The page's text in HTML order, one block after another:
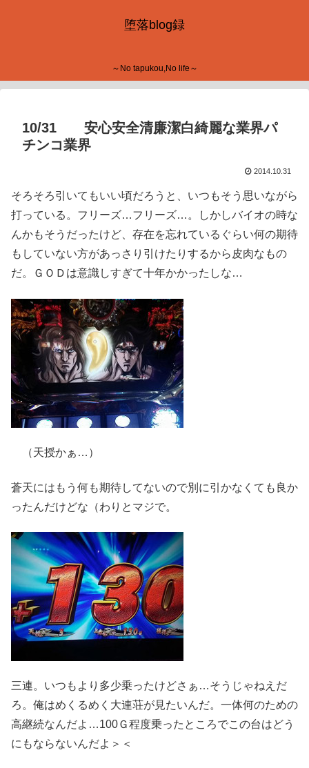
堕落blog録
～No tapukou,No life～
10/31 安心安全清廉潔白綺麗な業界パ
チンコ業界
2014.10.31
そろそろ引いてもいい頃だろうと、いつもそう思いながら
打っている。フリーズ…フリーズ…。しかしバイオの時な
んかもそうだったけど、存在を忘れているぐらい何の期待
もしていない方があっさり引けたりするから皮肉なもの
だ。ＧＯＤは意識しすぎて十年かかったしな…
（天授かぁ…）
蒼天にはもう何も期待してないので別に引かなくても良か
ったんだけどな（わりとマジで。
三連。いつもより多少乗ったけどさぁ…そうじゃねえだ
ろ。俺はめくるめく大連荘が見たいんだ。一体何のための
高継続なんだよ…100Ｇ程度乗ったところでこの台はどう
にもならないんだよ＞＜